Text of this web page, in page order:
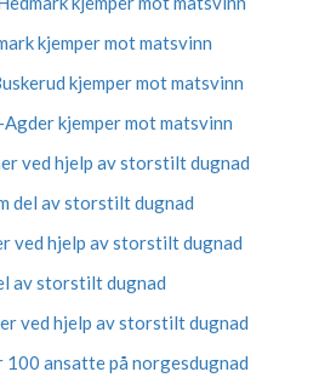
kjemper mot matsvinn
kjemper mot matsvinn
kjemper mot matsvinn
ved hjelp av storstilt dugnad
del av storstilt dugnad
ved hjelp av storstilt dugnad
av storstilt dugnad
ved hjelp av storstilt dugnad
100 ansatte på norgesdugnad